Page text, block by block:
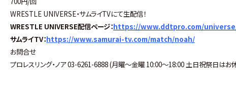
WRESTLE UNIVERSE・サムライTVにて生配信！
WRESTLE UNIVERSE配信ページ：https://www.ddtpro.com/
サムライTV：https://www.samurai-tv.com/match/noah/
お問合せ
プロレスリング・ノア 03-6261-6888 (月曜〜金曜 10:00〜18:00 土日祝祭日はお